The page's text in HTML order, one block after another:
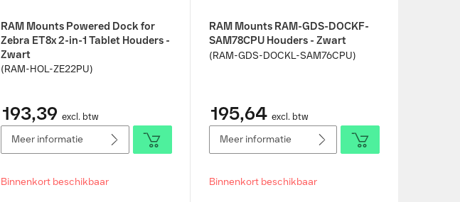
RAM Mounts Powered Dock for
Zebra ET8x 2-in-1 Tablet Houders -
Zwart
(RAM-HOL-ZE22PU)
193,39 excl. btw
Meer informatie
Binnenkort beschikbaar
RAM Mounts RAM-GDS-DOCKF-
SAM78CPU Houders - Zwart
(RAM-GDS-DOCKL-SAM76CPU)
195,64 excl. btw
Meer informatie
Binnenkort beschikbaar